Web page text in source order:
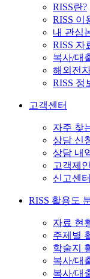
RISS란?
RISS 이
내 관심
RISS 자
복사/대
해외전
RISS 정
고객센터
자주 찾
상담 신
상담 내
고객제
신고센터
RISS 활용도
자료 현
주제별
학술지
복사/대
복사/대